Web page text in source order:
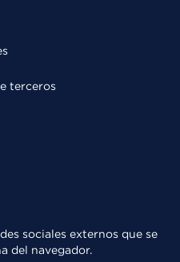
terceros
sociales externos que se
del navegador.